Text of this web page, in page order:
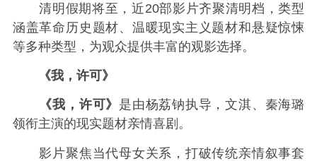
清明假期将至，近20部影片齐聚清明档，类型
涵盖革命历史题材、温暖现实主义题材和悬疑惊悚
等多种类型，为观众提供丰富的观影选择。
《我，许可》
《我，许可》 是由杨荔钠执导，文淇、秦海璐
领衔主演的现实题材亲情喜剧。
影片聚焦当代母女关系，打破传统亲情叙事套